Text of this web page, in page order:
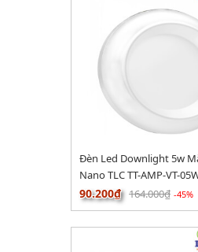
Đèn Led Downlight 5w
Nano TLC TT-AMP-VT-
90.200₫ 164.000₫ -45%